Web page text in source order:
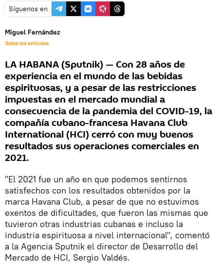
Síguenos en
Miguel Fernández
Todos los artículos
LA HABANA (Sputnik) — Con 28 años de
experiencia en el mundo de las bebidas
espirituosas, y a pesar de las restricciones
impuestas en el mercado mundial a
consecuencia de la pandemia del COVID-19, la
compañía cubano-francesa Havana Club
International (HCI) cerró con muy buenos
resultados sus operaciones comerciales en
2021.
"El 2021 fue un año en que podemos sentirnos
satisfechos con los resultados obtenidos por la
marca Havana Club, a pesar de que no estuvimos
exentos de dificultades, que fueron las mismas que
tuvieron otras industrias cubanas e incluso la
industria espirituosa a nivel internacional", comentó
a la Agencia Sputnik el director de Desarrollo del
Mercado de HCI, Sergio Valdés.